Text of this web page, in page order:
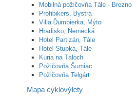
Mobilná požičovňa Tále - Brezno
Profibikers, Bystrá
Villa Ďumbierka, Mýto
Hradisko, Nemecká
Hotel Partizán, Tále
Hotel Stupka, Tále
Kúria na Táloch
Požičovňa Šumiac
Požičovňa Telgárt
Mapa cyklovýlety